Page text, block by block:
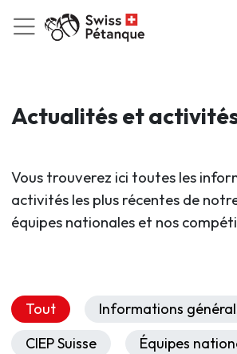
Actualités et
Vous trouverez ici toutes les
activités les plus récentes de
équipes nationales et nos
Tout
Informations
CIEP Suisse
Équipes